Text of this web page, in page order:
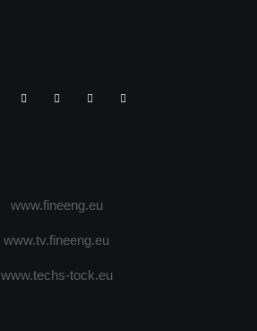
www.fineeng.eu
www.tv.fineeng.eu
www.techs-tock.eu